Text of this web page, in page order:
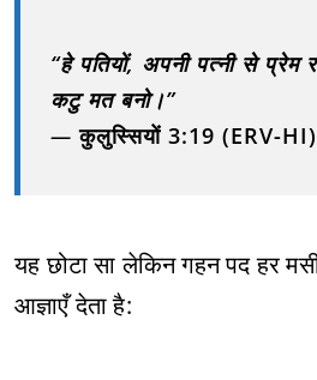
“हे पतियों, अपनी पत्नी से
कटु मत बनो।”
—कुलुस्सियों 3:19 (ERV-HI)
यह छोटा सा लेकिन गहन पद हर
आज्ञाएँ देता है: